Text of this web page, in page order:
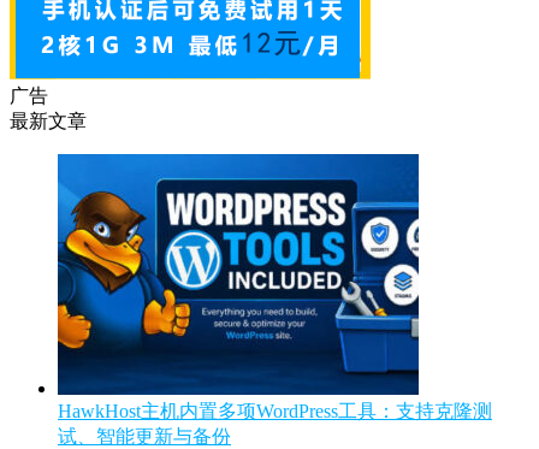
广告
最新文章
HawkHost主机内置多项WordPress工具：支持克隆测
试、智能更新与备份